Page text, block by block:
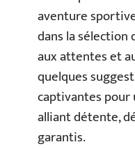
aventure
dans la sélection
aux attentes et
quelques
captivantes
alliant détente,
garantis.